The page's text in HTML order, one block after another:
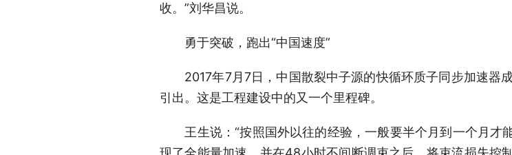
收。”刘华昌说。
勇于突破，跑出“中国速度”
2017年7月7日，中国散裂中子源的快循环质子同步加速器
引出。这是工程建设中的又一个里程碑。
王生说：“按照国外以往的经验，一般要半个月到一个月才